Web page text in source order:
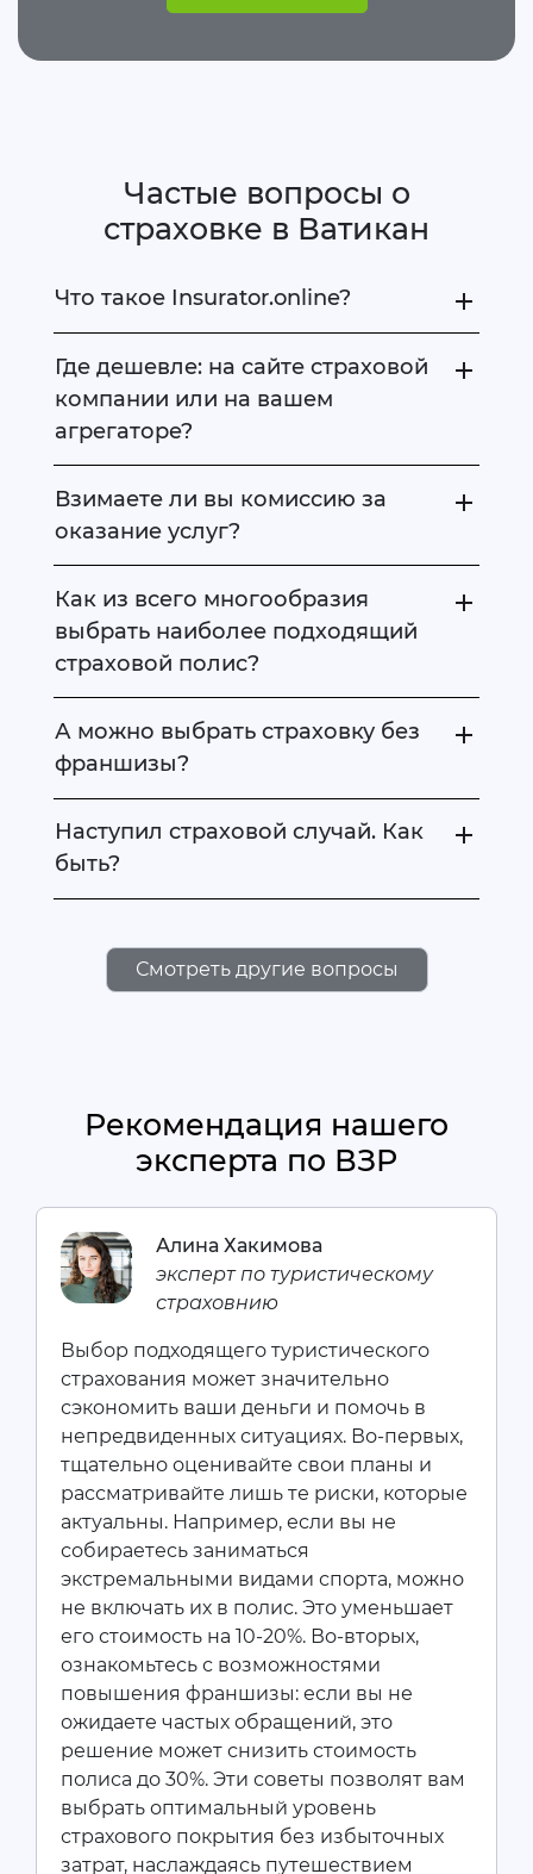
Частые вопросы о
страховке в Ватикан
Что такое Insurator.online?
Где дешевле: на сайте страховой
компании или на вашем
агрегаторе?
Взимаете ли вы комиссию за
оказание услуг?
Как из всего многообразия
выбрать наиболее подходящий
страховой полис?
А можно выбрать страховку без
франшизы?
Наступил страховой случай. Как
быть?
Смотреть другие вопросы
Рекомендация нашего
эксперта по ВЗР
Алина Хакимова
эксперт по туристическому
страховнию
Выбор подходящего туристического
страхования может значительно
сэкономить ваши деньги и помочь в
непредвиденных ситуациях. Во-первых,
тщательно оценивайте свои планы и
рассматривайте лишь те риски, которые
актуальны. Например, если вы не
собираетесь заниматься
экстремальными видами спорта, можно
не включать их в полис. Это уменьшает
его стоимость на 10-20%. Во-вторых,
ознакомьтесь с возможностями
повышения франшизы: если вы не
ожидаете частых обращений, это
решение может снизить стоимость
полиса до 30%. Эти советы позволят вам
выбрать оптимальный уровень
страхового покрытия без избыточных
затрат, наслаждаясь путешествием